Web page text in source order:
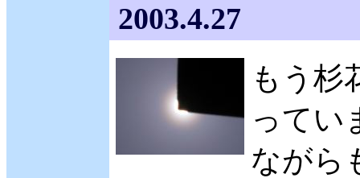
2003.4.27
もう杉
ってい
ながら